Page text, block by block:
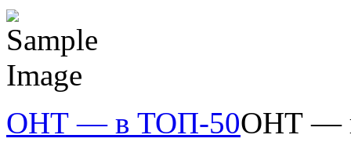
ОНТ — в ТОП-50ОНТ —